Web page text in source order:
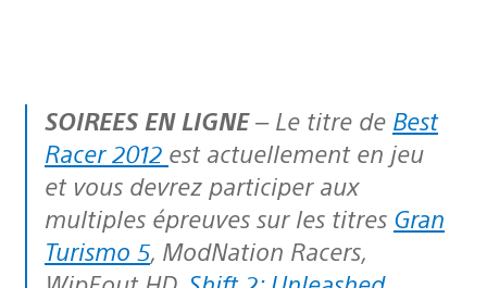
SOIREES EN LIGNE– Le titre de Best
Racer 2012 est actuellement en jeu
et vous devrez participer aux
multiples épreuves sur les titres Gran
Turismo 5, ModNation Racers,